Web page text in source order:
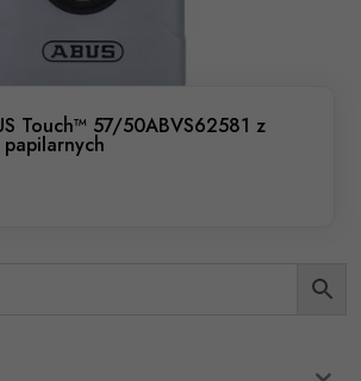
Touch™ 57/50ABVS62581 z